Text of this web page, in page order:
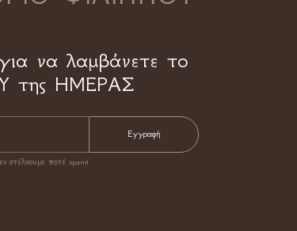
να λαμβάνετε το
της ΗΜΕΡΑΣ
στέλνουμε ποτέ spam!